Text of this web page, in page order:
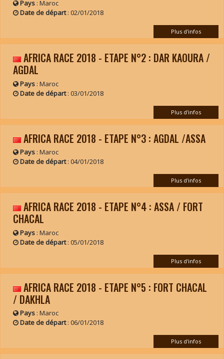
Pays: Maroc
Date de départ: 02/01/2018
Plus d'infos
AFRICA RACE 2018 - ETAPE N°2 : DAR KAOURA /
AGDAL
Pays: Maroc
Date de départ: 03/01/2018
Plus d'infos
AFRICA RACE 2018 - ETAPE N°3 : AGDAL /ASSA
Pays: Maroc
Date de départ: 04/01/2018
Plus d'infos
AFRICA RACE 2018 - ETAPE N°4 : ASSA / FORT
CHACAL
Pays: Maroc
Date de départ: 05/01/2018
Plus d'infos
AFRICA RACE 2018 - ETAPE N°5 : FORT CHACAL
/ DAKHLA
Pays: Maroc
Date de départ: 06/01/2018
Plus d'infos